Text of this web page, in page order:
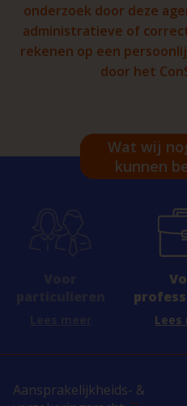
onderzoek door deze
administratieve of
rekenen op een
door het
Wat wij
kunnen
Lees
Aansprakelijkheids- &